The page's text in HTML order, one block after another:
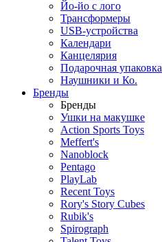
Йо-йо с лого
Трансформеры
USB-устройства
Календари
Канцелярия
Подарочная упаковка
Наушники и Ко.
Бренды
Бренды
Ушки на макушке
Action Sports Toys
Meffert's
Nanoblock
Pentago
PlayLab
Recent Toys
Rory's Story Cubes
Rubik's
Spirograph